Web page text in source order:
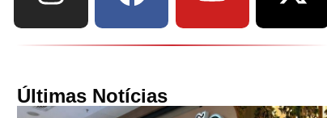
Últimas Notícias